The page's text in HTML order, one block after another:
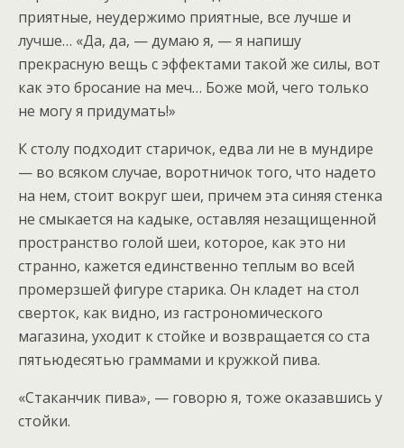
приятные, неудержимо приятные, все лучше и
лучше… «Да, да, — думаю я, — я напишу
прекрасную вещь с эффектами такой же силы, вот
как это бросание на меч… Боже мой, чего только
не могу я придумать!»
К столу подходит старичок, едва ли не в мундире
— во всяком случае, воротничок того, что надето
на нем, стоит вокруг шеи, причем эта синяя стенка
не смыкается на кадыке, оставляя незащищенной
пространство голой шеи, которое, как это ни
странно, кажется единственно теплым во всей
промерзшей фигуре старика. Он кладет на стол
сверток, как видно, из гастрономического
магазина, уходит к стойке и возвращается со ста
пятьюдесятью граммами и кружкой пива.
«Стаканчик пива», — говорю я, тоже оказавшись у
стойки.